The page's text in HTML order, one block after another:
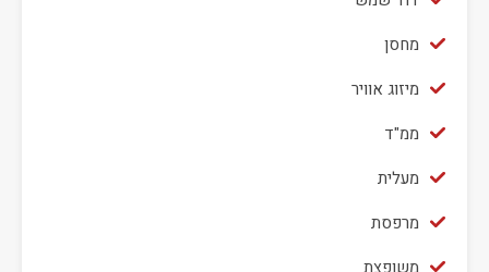
מחסן
מיזוג אוויר
ממ"ד
מעלית
מרפסת